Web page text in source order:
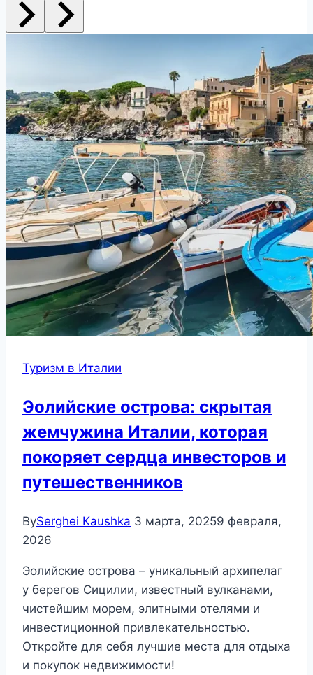
Туризм в Италии
Эолийские острова: скрытая
жемчужина Италии, которая
покоряет сердца инвесторов и
путешественников
BySerghei Kaushka 3 марта, 20259 февраля,
2026
Эолийские острова – уникальный архипелаг
у берегов Сицилии, известный вулканами,
чистейшим морем, элитными отелями и
инвестиционной привлекательностью.
Откройте для себя лучшие места для отдыха
и покупок недвижимости!